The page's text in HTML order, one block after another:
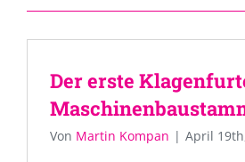
Der erste
Von Martin Kompan | April